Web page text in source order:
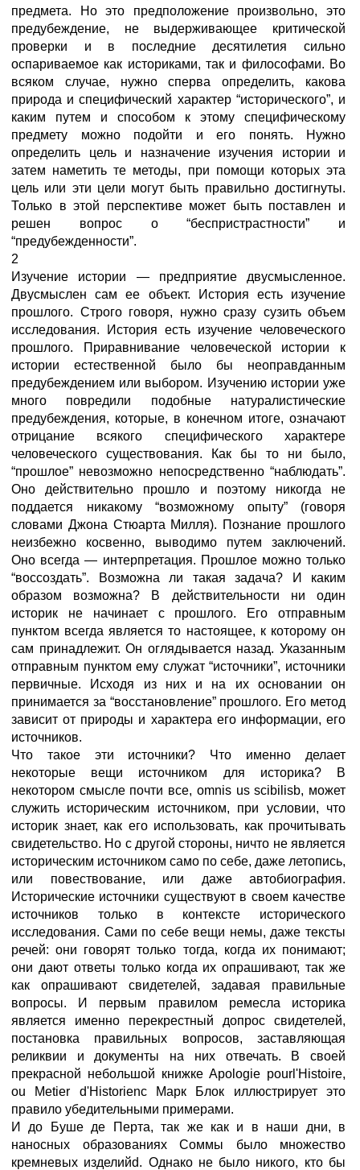
предмета. Но это предположение произвольно, это
предубеждение, не выдерживающее критической
проверки и в последние десятилетия сильно
оспариваемое как историками, так и философами. Во
всяком случае, нужно сперва определить, какова
природа и специфический характер “исторического”, и
каким путем и способом к этому специфическому
предмету можно подойти и его понять. Нужно
определить цель и назначение изучения истории и
затем наметить те методы, при помощи которых эта
цель или эти цели могут быть правильно достигнуты.
Только в этой перспективе может быть поставлен и
решен вопрос о “беспристрастности” и
“предубежденности”.
2
Изучение истории — предприятие двусмысленное.
Двусмыслен сам ее объект. История есть изучение
прошлого. Строго говоря, нужно сразу сузить объем
исследования. История есть изучение человеческого
прошлого. Приравнивание человеческой истории к
истории естественной было бы неоправданным
предубеждением или выбором. Изучению истории уже
много повредили подобные натуралистические
предубеждения, которые, в конечном итоге, означают
отрицание всякого специфического характере
человеческого существования. Как бы то ни было,
“прошлое” невозможно непосредственно “наблюдать”.
Оно действительно прошло и поэтому никогда не
поддается никакому “возможному опыту” (говоря
словами Джона Стюарта Милля). Познание прошлого
неизбежно косвенно, выводимо путем заключений.
Оно всегда — интерпретация. Прошлое можно только
“воссоздать”. Возможна ли такая задача? И каким
образом возможна? В действительности ни один
историк не начинает с прошлого. Его отправным
пунктом всегда является то настоящее, к которому он
сам принадлежит. Он оглядывается назад. Указанным
отправным пунктом ему служат “источники”, источники
первичные. Исходя из них и на их основании он
принимается за “восстановление” прошлого. Его метод
зависит от природы и характера его информации, его
источников.
Что такое эти источники? Что именно делает
некоторые вещи источником для историка? В
некотором смысле почти все, omnis us scibilisb, может
служить историческим источником, при условии, что
историк знает, как его использовать, как прочитывать
свидетельство. Но с другой стороны, ничто не является
историческим источником само по себе, даже летопись,
или повествование, или даже автобиография.
Исторические источники существуют в своем качестве
источников только в контексте исторического
исследования. Сами по себе вещи немы, даже тексты
речей: они говорят только тогда, когда их понимают;
они дают ответы только когда их опрашивают, так же
как опрашивают свидетелей, задавая правильные
вопросы. И первым правилом ремесла историка
является именно перекрестный допрос свидетелей,
постановка правильных вопросов, заставляющая
реликвии и документы на них отвечать. В своей
прекрасной небольшой книжке Apologie pourl'Histoire,
ou Metier d'Historienc Марк Блок иллюстрирует это
правило убедительными примерами.
И до Буше де Перта, так же как и в наши дни, в
наносных образованиях Соммы было множество
кремневых изделийd. Однако не было никого, кто бы